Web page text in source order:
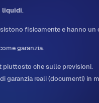
liquidi.
fisicamente e hanno un
garanzia.
piuttosto che sulle previsioni.
reali (documenti) in